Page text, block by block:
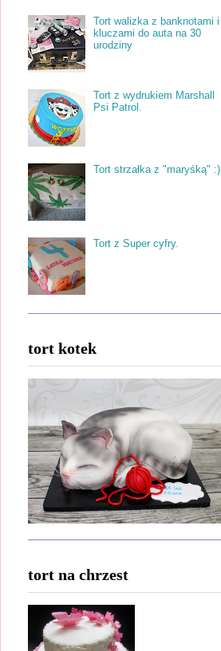
Tort walizka z banknotami i
kluczami do auta na 30
urodziny
Tort z wydrukiem Marshall
Psi Patrol.
Tort strzałka z "maryśką" :)
Tort z Super cyfry.
tort kotek
tort na chrzest